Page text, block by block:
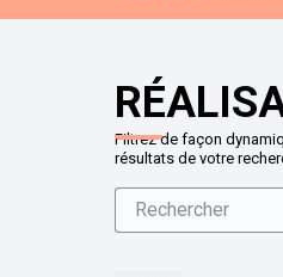
Filtrez de façon
résultats de votre